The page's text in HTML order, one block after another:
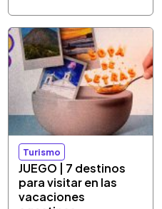
Turismo
JUEGO | 7 destinos
para visitar en las
vacaciones